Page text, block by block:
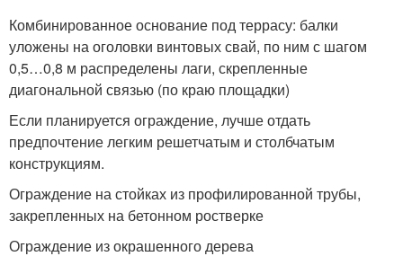
Комбинированное основание под террасу: балки
уложены на оголовки винтовых свай, по ним с шагом
0,5…0,8 м распределены лаги, скрепленные
диагональной связью (по краю площадки)
Если планируется ограждение, лучше отдать
предпочтение легким решетчатым и столбчатым
конструкциям.
Ограждение на стойках из профилированной трубы,
закрепленных на бетонном ростверке
Ограждение из окрашенного дерева